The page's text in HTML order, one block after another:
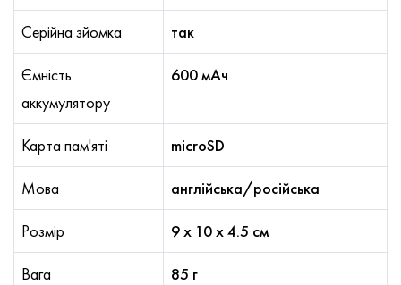
Серійна зйомка так
Ємність
аккумулятору
600 мАч
Карта пам'яті microSD
Мова англійська/російська
Розмір 9 х 10 х 4.5 см
Вага 85 г